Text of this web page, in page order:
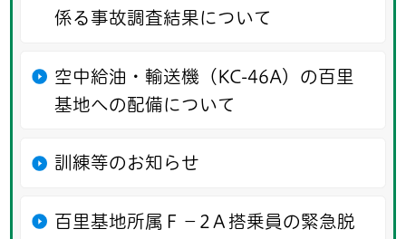
係る事故調査結果について
空中給油・輸送機（KC-46A）の百里
基地への配備について
訓練等のお知らせ
百里基地所属Ｆ－2Ａ搭乗員の緊急脱